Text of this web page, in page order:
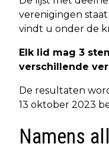
verenigingen staat
vindt u onder de
Elk lid mag 3
verschillende
De resultaten
13 oktober 2023
Namens